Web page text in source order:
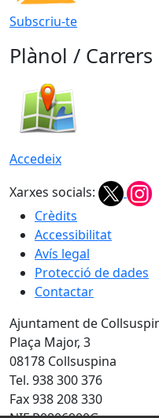
Subscriu-te
Plànol / Carrers
Accedeix
Xarxes socials:
Crèdits
Accessibilitat
Avís legal
Protecció de dades
Contactar
Ajuntament de
Plaça Major, 3
08178 Collsuspina
Tel. 938 300 376
Fax 938 208 330